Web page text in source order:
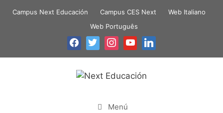
Campus Next Educación Campus CES Next
Web Italiano
Web Português
Menú